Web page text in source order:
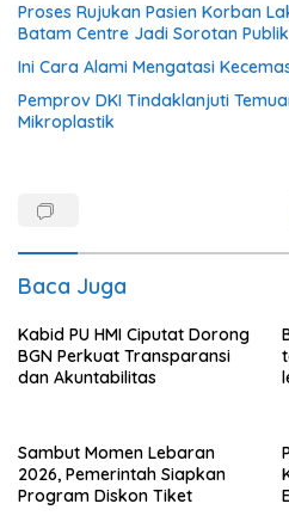
Proses Rujukan Pasien Korban
Batam Centre Jadi Sorotan Publik
Ini Cara Alami Mengatasi
Pemprov DKI Tindaklanjuti
Mikroplastik
Baca Juga
Kabid PU HMI Ciputat Dorong
BGN Perkuat Transparansi
dan Akuntabilitas
Sambut Momen Lebaran
2026, Pemerintah Siapkan
Program Diskon Tiket